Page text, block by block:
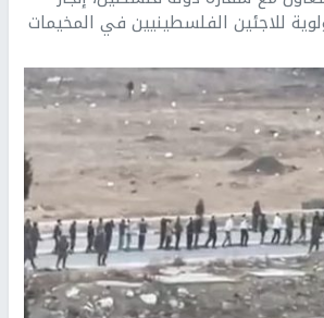
للاجئين الفلسطينيين في المخيمات